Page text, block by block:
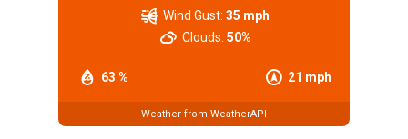
63 % 21 mph
Wind Gust: 35 mph
Clouds: 50%
Weather from WeatherAPI